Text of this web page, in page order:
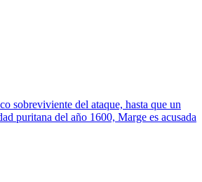
sobreviviente del ataque, hasta que un
puritana del año 1600, Marge es acusada